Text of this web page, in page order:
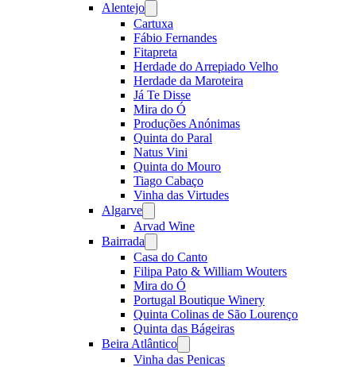
Alentejo
menu
Cartuxa
Fábio Fernandes
Fitapreta
Herdade do Arrepiado Velho
Herdade da Maroteira
Já Te Disse
Mira do Ó
Produções Anónimas
Quinta do Paral
Natus Vini
Quinta do Mouro
Tiago Cabaço
Vinha das Virtudes
Algarve
menu
Arvad Wine
Bairrada
menu
Casa do Canto
Filipa Pato & William Wouters
Mira do Ó
Portugal Boutique Winery
Quinta Colinas de São Lourenço
Quinta das Bágeiras
Beira Atlântico
menu
Vinha das Penicas